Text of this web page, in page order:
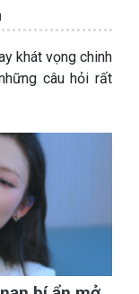
khát vọng chinh
câu hỏi rất